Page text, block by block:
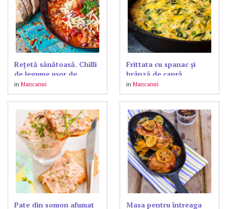
Rețetă sănătoasă. Chilli
de legume ușor de
preparat
in Mancaruri
Frittata cu spanac și
brânză de capră
in Mancaruri
Pate din somon afumat
Masa pentru întreaga